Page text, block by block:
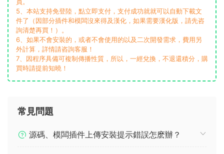
5、本站支持免登陸，點立即支付，支付成功就就可以自動下載文
件了（因部分插件和模闆沒來得及漢化，如果需要漢化版，請先咨
詢清楚再買！）。
6、如果不會安裝的，或者不會使用的以及二次開發需求，費用另
外計算，詳情請咨詢客服！
7、因程序具備可複制傳播性質，所以，一經兌換，不退還積分，購
買時請提前知曉！
常見問題
源碼、模闆插件上傳安裝提示錯誤怎麽辦？